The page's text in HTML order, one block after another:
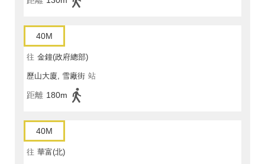
40M
往 金鐘(政府總部)
歷山大廈, 雪廠街 站
距離 180m
40M
往 華富(北)